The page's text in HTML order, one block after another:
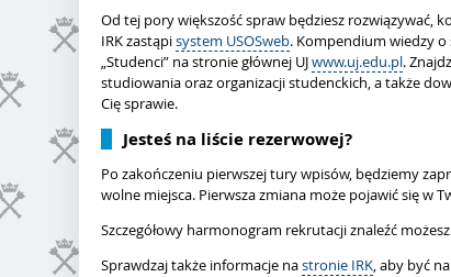
Od tej pory większość spraw będziesz rozwiązywać,
IRK zastąpisystem USOSweb. Kompendium wiedzy
„Studenci” na stronie głównej UJwww.uj.edu.pl.
studiowania oraz organizacji studenckich, a także
Cię sprawie.
Jesteś na liście rezerwowej?
Po zakończeniu pierwszej tury wpisów, będziemy
wolne miejsca. Pierwsza zmiana może pojawić się w
Szczegółowy harmonogram rekrutacji znaleźć
Sprawdzaj także informacje nastronie IRK, aby być